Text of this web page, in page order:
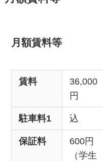
月額賃料等
賃料
36,000
円
駐車料1 込
保証料
600円
（学生